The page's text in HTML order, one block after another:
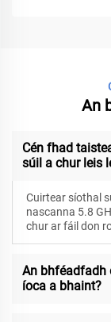
An
Cén fhad
súil a chur leis
Cuirtear síothal
nascanna 5.8
chur ar fáil don
An bhféadfadh
íoca a bhaint?